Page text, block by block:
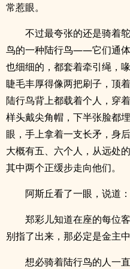
常惹眼。
不过最夸张的还是骑着
鸟的一种陆行鸟——它们通
也细细的，都套着牵引绳，
睫毛丰厚得像两把刷子，顶
陆行鸟背上都载着个人，穿
样头戴尖角帽，下半张脸都
眼，手上拿着一支长矛，身
大概有五、六个人，从远处
其中两个正缓步走向他们。
阿斯丘看了一眼，说道
郑彩儿知道在座的每位
别指了出来，那必定是金主中
想必骑着陆行鸟的人一